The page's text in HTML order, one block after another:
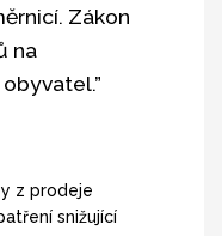
Zákon
na
z prodeje
snižující